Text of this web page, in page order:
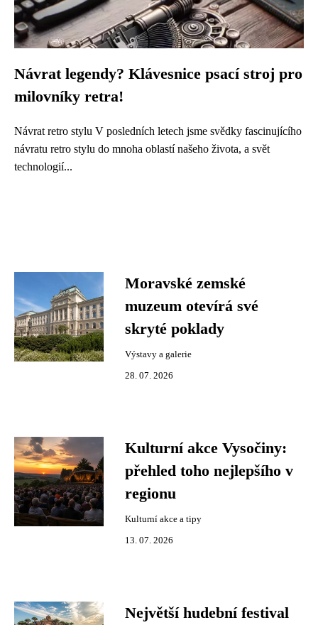
Návrat legendy? Klávesnice psací stroj pro
milovníky retra!
Návrat retro stylu V posledních letech jsme svědky fascinujícího
návratu retro stylu do mnoha oblastí našeho života, a svět
technologií...
Moravské zemské
muzeum otevírá své
skryté poklady
Výstavy a galerie
28. 07. 2026
Kulturní akce Vysočiny:
přehled toho nejlepšího v
regionu
Kulturní akce a tipy
13. 07. 2026
Největší hudební festival